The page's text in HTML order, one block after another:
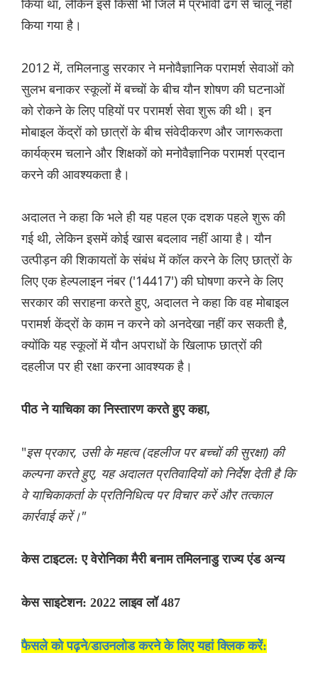
किया था, लेकिन इसे किसी भी जिले में प्रभावी ढंग से चालू नहीं
किया गया है।
2012 में, तमिलनाडु सरकार ने मनोवैज्ञानिक परामर्श सेवाओं को
सुलभ बनाकर स्कूलों में बच्चों के बीच यौन शोषण की घटनाओं
को रोकने के लिए पहियों पर परामर्श सेवा शुरू की थी। इन
मोबाइल केंद्रों को छात्रों के बीच संवेदीकरण और जागरूकता
कार्यक्रम चलाने और शिक्षकों को मनोवैज्ञानिक परामर्श प्रदान
करने की आवश्यकता है।
अदालत ने कहा कि भले ही यह पहल एक दशक पहले शुरू की
गई थी, लेकिन इसमें कोई खास बदलाव नहीं आया है। यौन
उत्पीड़न की शिकायतों के संबंध में कॉल करने के लिए छात्रों के
लिए एक हेल्पलाइन नंबर ('14417') की घोषणा करने के लिए
सरकार की सराहना करते हुए, अदालत ने कहा कि वह मोबाइल
परामर्श केंद्रों के काम न करने को अनदेखा नहीं कर सकती है,
क्योंकि यह स्कूलों में यौन अपराधों के खिलाफ छात्रों की
दहलीज पर ही रक्षा करना आवश्यक है।
पीठ ने याचिका का निस्तारण करते हुए कहा,
"इस प्रकार, उसी के महत्व (दहलीज पर बच्चों की सुरक्षा) की
कल्पना करते हुए, यह अदालत प्रतिवादियों को निर्देश देती है कि
वे याचिकाकर्ता के प्रतिनिधित्व पर विचार करें और तत्काल
कार्रवाई करें।"
केस टाइटल: ए वेरोनिका मैरी बनाम तमिलनाडु राज्य एंड अन्य
केस साइटेशन: 2022 लाइव लॉ 487
फैसले को पढ़ने/डाउनलोड करने के लिए यहां क्लिक करें: